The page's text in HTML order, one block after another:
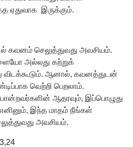
ஏதுவாக இருக்கும்.
கவனம் செலுத்துவது அவசியம்.
அல்லது கற்றுக்
ஆனால், கவனத்துடன்
வெற்றி பெறலாம்.
ஆதரவும், இப்பொழுது
இந்த மாதம் நீங்கள்
அவசியம்.